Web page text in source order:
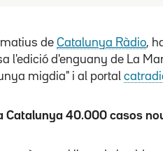
de Catalunya Ràdio,
l'edició d'enguany de La
migdia" i al portal
Catalunya 40.000 casos